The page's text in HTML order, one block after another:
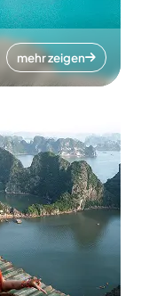
mehr zeigen